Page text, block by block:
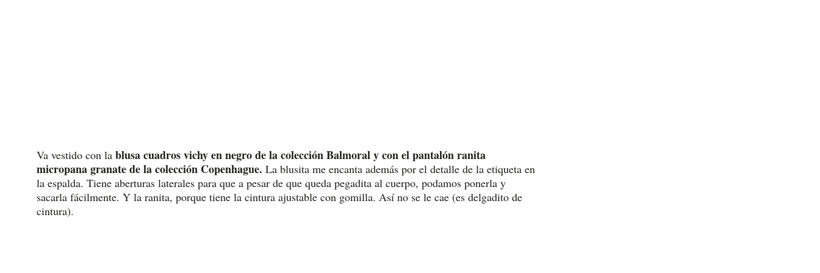
Va vestido con la blusa cuadros vichy en negro de la colección Balmoral y con el pantalón ranita
micropana granate de la colección Copenhague. La blusita me encanta además por el detalle de la etiqueta en
la espalda. Tiene aberturas laterales para que a pesar de que queda pegadita al cuerpo, podamos ponerla y
sacarla fácilmente. Y la ranita, porque tiene la cintura ajustable con gomilla. Así no se le cae (es delgadito de
cintura).